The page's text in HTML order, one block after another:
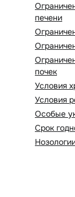
печени
почек
Условия
Условия
Особые
Срок